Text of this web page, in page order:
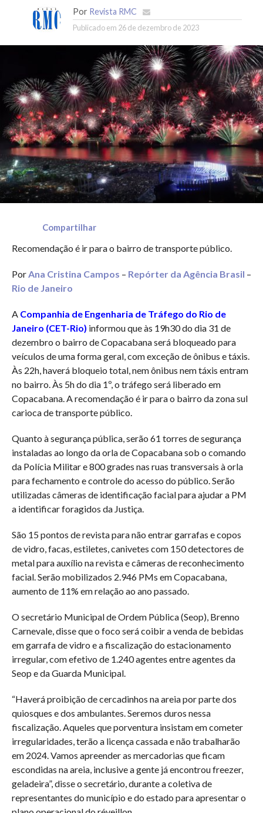
Por Revista RMC
Publicado em 26 de dezembro de 2023
Compartilhar
Recomendação é ir para o bairro de transporte público.
Por Ana Cristina Campos – Repórter da Agência Brasil –
Rio de Janeiro
A Companhia de Engenharia de Tráfego do Rio de
Janeiro (CET-Rio) informou que às 19h30 do dia 31 de
dezembro o bairro de Copacabana será bloqueado para
veículos de uma forma geral, com exceção de ônibus e táxis.
Às 22h, haverá bloqueio total, nem ônibus nem táxis entram
no bairro. Às 5h do dia 1º, o tráfego será liberado em
Copacabana. A recomendação é ir para o bairro da zona sul
carioca de transporte público.
Quanto à segurança pública, serão 61 torres de segurança
instaladas ao longo da orla de Copacabana sob o comando
da Polícia Militar e 800 grades nas ruas transversais à orla
para fechamento e controle do acesso do público. Serão
utilizadas câmeras de identificação facial para ajudar a PM
a identificar foragidos da Justiça.
São 15 pontos de revista para não entrar garrafas e copos
de vidro, facas, estiletes, canivetes com 150 detectores de
metal para auxílio na revista e câmeras de reconhecimento
facial. Serão mobilizados 2.946 PMs em Copacabana,
aumento de 11% em relação ao ano passado.
O secretário Municipal de Ordem Pública (Seop), Brenno
Carnevale, disse que o foco será coibir a venda de bebidas
em garrafa de vidro e a fiscalização do estacionamento
irregular, com efetivo de 1.240 agentes entre agentes da
Seop e da Guarda Municipal.
“Haverá proibição de cercadinhos na areia por parte dos
quiosques e dos ambulantes. Seremos duros nessa
fiscalização. Aqueles que porventura insistam em cometer
irregularidades, terão a licença cassada e não trabalharão
em 2024. Vamos apreender as mercadorias que ficam
escondidas na areia, inclusive a gente já encontrou freezer,
geladeira”, disse o secretário, durante a coletiva de
representantes do município e do estado para apresentar o